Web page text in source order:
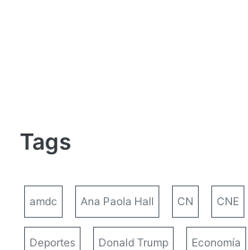
Tags
amdc Ana Paola Hall CN CNE
Deportes Donald Trump Economía